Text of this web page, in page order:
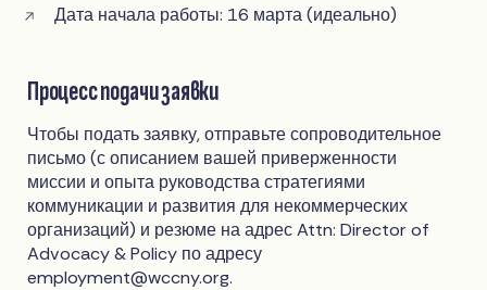
Дата начала работы: 16 марта (идеально)
Процесс подачи заявки
Чтобы подать заявку, отправьте сопроводительное
письмо (с описанием вашей приверженности
миссии и опыта руководства стратегиями
коммуникации и развития для некоммерческих
организаций) и резюме на адрес Attn: Director of
Advocacy & Policy по адресу
employment@wccny.org.